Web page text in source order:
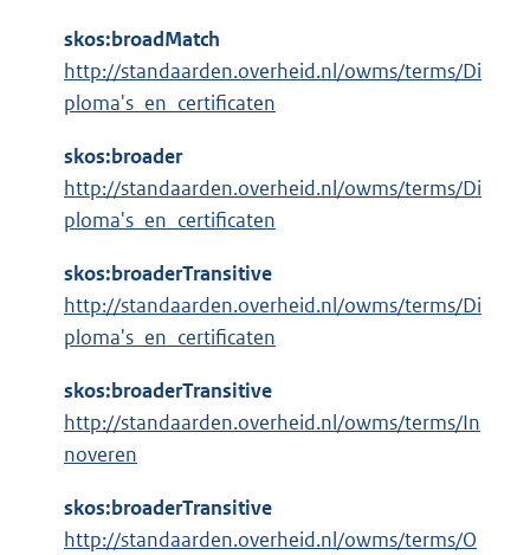
:skos:broadMatch
http://standaarden.overheid.nl/owms/terms/Di
ploma's_en_certificaten
skos:broader
http://standaarden.overheid.nl/owms/terms/Di
ploma's_en_certificaten
skos:broaderTransitive
http://standaarden.overheid.nl/owms/terms/Di
ploma's_en_certificaten
skos:broaderTransitive
http://standaarden.overheid.nl/owms/terms/In
noveren
skos:broaderTransitive
http://standaarden.overheid.nl/owms/terms/O